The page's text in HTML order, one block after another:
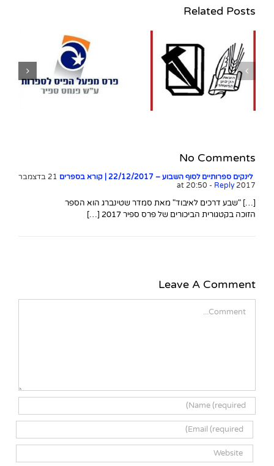
Related Posts
נגה אלבלך מונתה
למנכ"לית הוצאת הקיבוץ
המאוחד – ספרית
פועלים במקומו של פרופ'
No Comments
לינקים ספרותיים לסוף השבוע – 22/12/2017 | קורא בספרים
21 בדצמבר
2017 at 20:50
- Reply
[…] "שבע דרכים לאיבוד" מאת סמדר שטינברג הוא הספר
הזוכה בקטגורית הביכורים של פרס ספיר 2017 […]
Leave A Comment